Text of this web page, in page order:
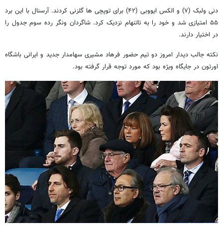
دنی ولبک (۷) و الکس ایووبی (۴۲) برای توپچی ها گلزنی کردند. آرسنال با این برد
۵۵ امتیازی شد و خود را به تاتنهام نزدیک کرد. شاگردان ونگر رده سوم جدول را
در اختیار دارند.
نکته جالب دیدار امروز دو تیم حضور فرهاد مشیری سهامدار جدید و ایرانی باشگاه
اورتون در جایگاه ویژه بود که مورد توجه قرار گرفته بود.